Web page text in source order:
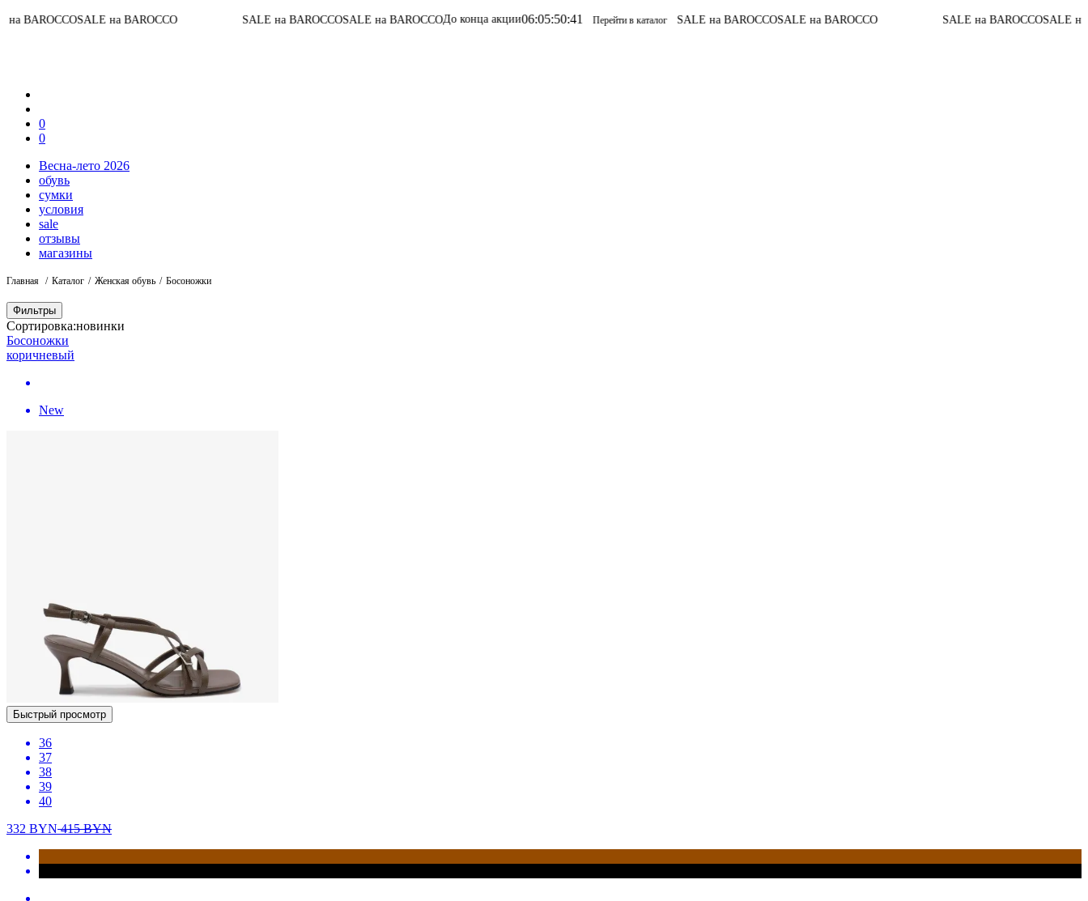
SALE на BAROCCO SALE на BAROCCOSALE на BAROCCOДо конца акции06:05:50:41 Перейти в каталог SALE на BAROCCOSALE на BAROCCO SALE на BAROCCOSALE на BAROCCO
0
0
Весна-лето 2026
обувь
сумки
условия
sale
отзывы
магазины
Главная Каталог Женская обувь Босоножки
Фильтры
Сортировка:новинки
Босоножки
коричневый
New
Быстрый просмотр
36
37
38
39
40
332 BYN415BYN